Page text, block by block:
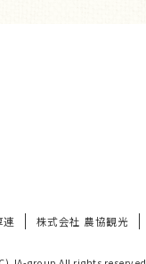
連 株式会社 農協観光